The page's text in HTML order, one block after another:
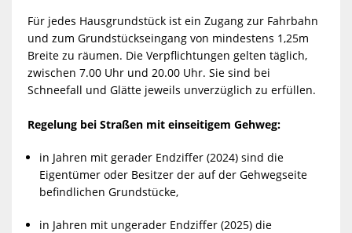
Für jedes Hausgrundstück ist ein Zugang zur Fahrbahn
und zum Grundstückseingang von mindestens 1,25m
Breite zu räumen. Die Verpflichtungen gelten täglich,
zwischen 7.00 Uhr und 20.00 Uhr. Sie sind bei
Schneefall und Glätte jeweils unverzüglich zu erfüllen.
Regelung bei Straßen mit einseitigem Gehweg:
in Jahren mit gerader Endziffer (2024) sind die
Eigentümer oder Besitzer der auf der Gehwegseite
befindlichen Grundstücke,
in Jahren mit ungerader Endziffer (2025) die